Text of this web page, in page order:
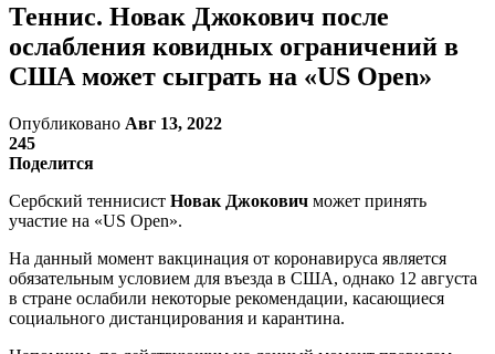
Теннис. Новак Джокович после
ослабления ковидных ограничений в
США может сыграть на «US Open»
Опубликовано Авг 13, 2022
245
Поделится
Сербский теннисист Новак Джокович может принять
участие на «US Open».
На данный момент вакцинация от коронавируса является
обязательным условием для въезда в США, однако 12 августа
в стране ослабили некоторые рекомендации, касающиеся
социального дистанцирования и карантина.